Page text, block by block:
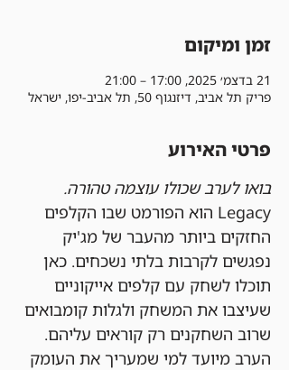
זמן ומיקום
21 בדצמ׳ 2025, 17:00 – 21:00
פריק תל אביב, דיזנגוף 50, תל אביב-יפו, ישראל
פרטי האירוע
בואו לערב שכולו עוצמה טהורה.
Legacy הוא הפורמט שבו הקלפים
החזקים ביותר מהעבר של מג'יק
נפגשים לקרבות בלתי נשכחים. כאן
תוכלו לשחק עם קלפים אייקוניים
שעיצבו את המשחק ולגלות קומבואים
שרוב השחקנים רק קוראים עליהם.
הערב מיועד למי שמעריך את העומק